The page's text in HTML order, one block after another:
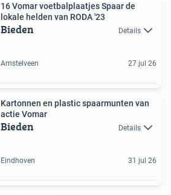
16 Vomar voetbalplaatjes Spaar de
lokale helden van RODA '23
Bieden Details
Amstelveen 27 jul 26
Kartonnen en plastic spaarmunten van
actie Vomar
Bieden Details
Eindhoven 31 jul 26